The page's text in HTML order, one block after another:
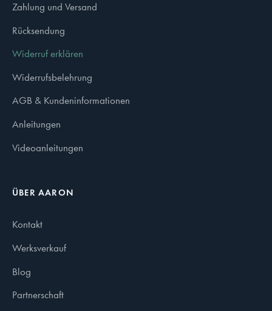
Zahlung und Versand
Rücksendung
Widerruf erklären
Widerrufsbelehrung
AGB & Kundeninformationen
Anleitungen
Videoanleitungen
ÜBER AARON
Kontakt
Werksverkauf
Blog
Partnerschaft